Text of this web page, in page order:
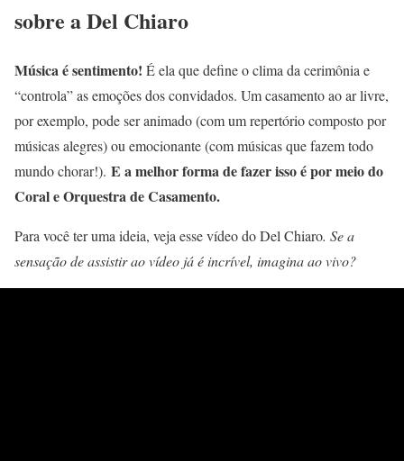
sobre a Del Chiaro
Música é sentimento! É ela que define o clima da cerimônia e
“controla” as emoções dos convidados. Um casamento ao ar livre,
por exemplo, pode ser animado (com um repertório composto por
músicas alegres) ou emocionante (com músicas que fazem todo
mundo chorar!). E a melhor forma de fazer isso é por meio do
Coral e Orquestra de Casamento.
Para você ter uma ideia, veja esse vídeo do Del Chiaro. Se a
sensação de assistir ao vídeo já é incrível, imagina ao vivo?